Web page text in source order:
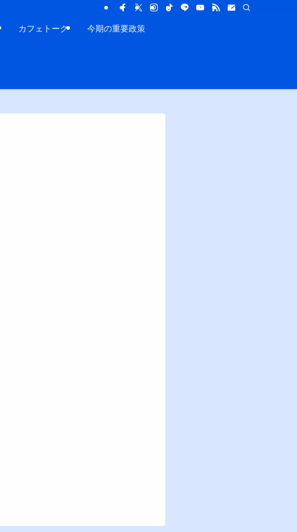
カフェトーク 今期の重要政策